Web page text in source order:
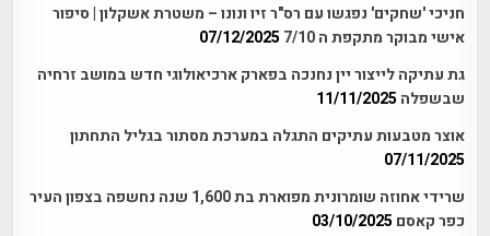
חניכי 'שחקים' נפגשו עם רס"ר זיו ונונו – משטרת אשקלון | סיפור
אישי מבוקר מתקפת ה 7/10
07/12/2025
גת עתיקה לייצור יין נחנכה בפארק ארכיאולוגי חדש במושב זרחיה
שבשפלה 11/11/2025
אוצר מטבעות עתיקים התגלה במערכת מסתור בגליל התחתון
07/11/2025
שרידי אחוזה שומרונית מפוארת בת 1,600 שנה נחשפה בצפון העיר
כפר קאסם 03/10/2025